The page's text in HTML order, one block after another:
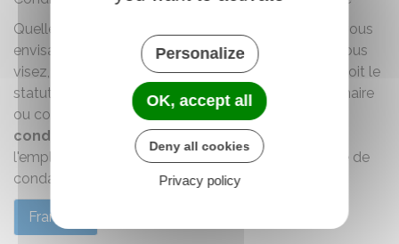
Quelle que soit la fonction publique dans laquelle vous
envisagez de travailler, quel que soit l'emploi que vous
visez, quelle que soit votre nationalité et quel que soit le
statut sous lequel vous serez embauché (fonctionnaire
ou contractuel),
vous devez remplir certaines
conditions générales: niveau de diplôme selon
l'emploi visé, droits civiques (droit de vote, absence de
condamnation), service militaire, aptitude physique.
Français
Personalize
OK, accept all
Deny all cookies
Privacy policy